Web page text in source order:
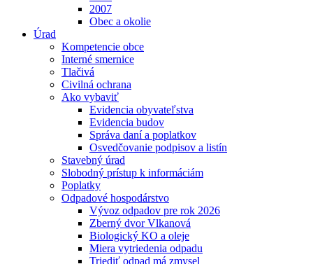
2007
Obec a okolie
Úrad
Kompetencie obce
Interné smernice
Tlačivá
Civilná ochrana
Ako vybaviť
Evidencia obyvateľstva
Evidencia budov
Správa daní a poplatkov
Osvedčovanie podpisov a listín
Stavebný úrad
Slobodný prístup k informáciám
Poplatky
Odpadové hospodárstvo
Vývoz odpadov pre rok 2026
Zberný dvor Vlkanová
Biologický KO a oleje
Miera vytriedenia odpadu
Triediť odpad má zmysel